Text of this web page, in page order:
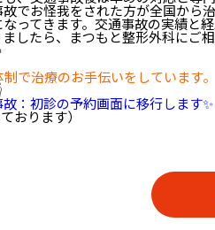
でお怪我をされた方が全国か
ってきます。交通事故の実績と
したら、まつもと整形外科にご相
で治療のお手伝いをしています。
：初診の予約画面に移行します✨
おります）